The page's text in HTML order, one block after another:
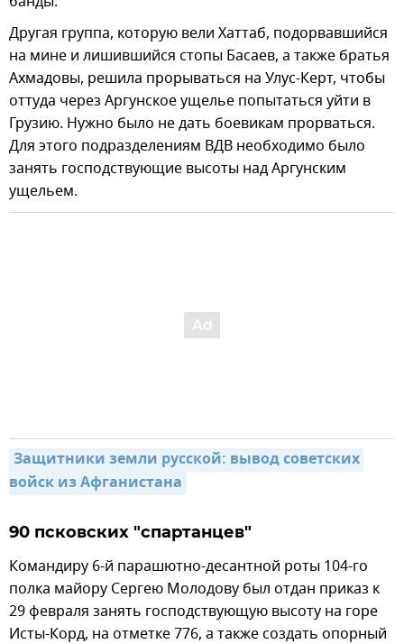
Другая группа, которую вели Хаттаб, подорвавшийся
на мине и лишившийся стопы Басаев, а также братья
Ахмадовы, решила прорываться на Улус-Керт, чтобы
оттуда через Аргунское ущелье попытаться уйти в
Грузию. Нужно было не дать боевикам прорваться.
Для этого подразделениям ВДВ необходимо было
занять господствующие высоты над Аргунским
ущельем.
Защитники земли русской: вывод советских
войск из Афганистана
90 псковских "спартанцев"
Командиру 6-й парашютно-десантной роты 104-го
полка майору Сергею Молодову был отдан приказ к
29 февраля занять господствующую высоту на горе
Исты-Корд, на отметке 776, а также создать опорный